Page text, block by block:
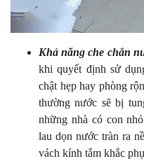
Khả năng che chắn
khi quyết định sử
chật hẹp hay phòng
thường nước sẽ bị
những nhà có con
lau dọn nước tràn ra
vách kính tắm khắc